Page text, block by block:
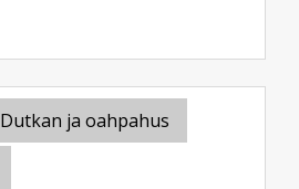
Dutkan ja oahpahus